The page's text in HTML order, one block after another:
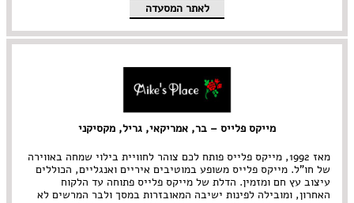
לאתר המסעדה
מייקס פלייס – בר, אמריקאי, גריל, מקסיקני
מאז 1992, מייקס פלייס פותח לכם צוהר לחוויית בילוי שמחה באווירה
של חו"ל. מייקס פלייס משופע במוטיבים איריים ואנגליים, הכוללים
עיצוב עץ חם ומזמין. הדלת של מייקס פלייס פתוחה עד הלקוח
האחרון, ומובילה לפינות ישיבה המאובזרות במסך ולבר המרשים לא